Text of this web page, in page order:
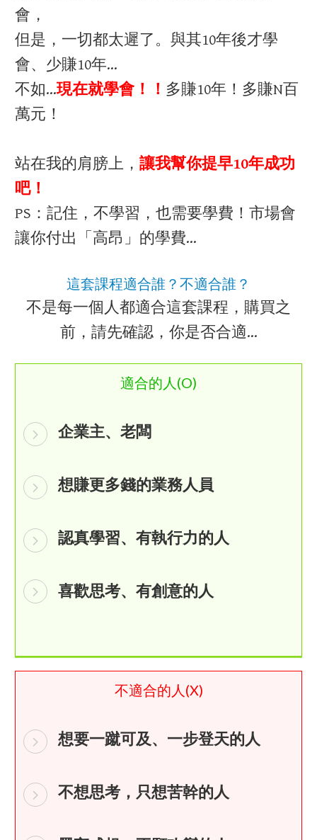
會，
但是，一切都太遲了。與其10年後才學
會、少賺10年…
不如…現在就學會！！ 多賺10年！多賺N百
萬元！
站在我的肩膀上， 讓我幫你提早10年成功
吧！
PS：記住，不學習，也需要學費！市場會
讓你付出「高昂」的學費…
這套課程適合誰？不適合誰？​
不是每一個人都適合這套課程，購買之
前，請先確認，你是否合適…​
適合的人(O)​
企業主、老闆
想賺更多錢的業務人員
認真學習、有執行力的人
​喜歡思考、有創意的人
不適合的人(X)​
​想要一蹴可及、一步登天的人
​不想思考，只想苦幹的人